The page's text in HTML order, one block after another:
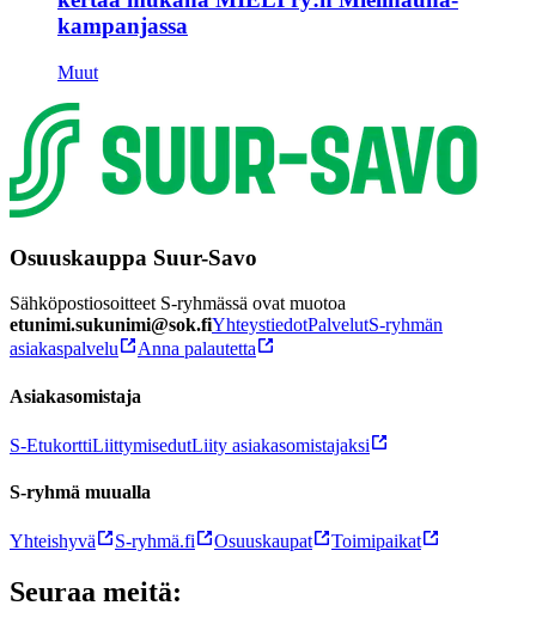
kampanjassa
Muut
Osuuskauppa Suur-Savo
Sähköpostiosoitteet S-ryhmässä ovat muotoa
etunimi.sukunimi@sok.fiYhteystiedotPalvelutS-ryhmän
asiakaspalvelu
Anna palautetta
Asiakasomistaja
S-EtukorttiLiittymisedutLiity asiakasomistajaksi
S-ryhmä muualla
Yhteishyvä S-ryhmä.fi Osuuskaupat Toimipaikat
Seuraa meitä: